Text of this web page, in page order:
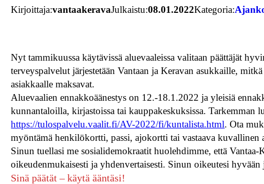
Kirjoittaja:vantaakeravaJulkaistu:08.01.2022Kategoria:
Nyt tammikuussa käytävissä aluevaaleissa valitaan päättäjät
terveyspalvelut järjestetään Vantaan ja Keravan asukkaille,
asiakkaalle maksavat.
Aluevaalien ennakkoäänestys on 12.-18.1.2022 ja yleisiä
kunnantaloilla, kirjastoissa tai kauppakeskuksissa. Tarkemman
https://tulospalvelu.vaalit.fi/AV-2022/fi/kuntalista.html. Ota
myöntämä henkilökortti, passi, ajokortti tai vastaava kuvallinen
Sinun tuellasi me sosialidemokraatit huolehdimme, että
oikeudenmukaisesti ja yhdenvertaisesti. Sinun oikeutesi
Sinä päätät – käytä ääntäsi!